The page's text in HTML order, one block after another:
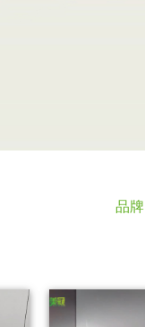
品牌